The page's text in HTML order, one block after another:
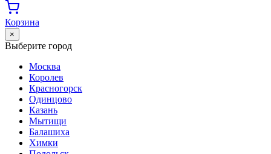
Корзина
×
Выберите город
Москва
Королев
Красногорск
Одинцово
Казань
Мытищи
Балашиха
Химки